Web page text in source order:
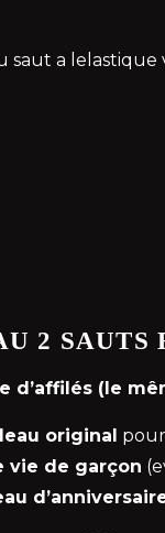
2 SAUTS
d’affilés (le
original pour
vie de garçon